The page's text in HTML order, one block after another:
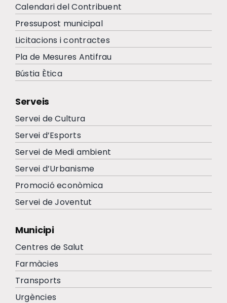
Calendari del Contribuent
Pressupost municipal
Licitacions i contractes
Pla de Mesures Antifrau
Bústia Ètica
Serveis
Servei de Cultura
Servei d’Esports
Servei de Medi ambient
Servei d’Urbanisme
Promoció econòmica
Servei de Joventut
Municipi
Centres de Salut
Farmàcies
Transports
Urgències